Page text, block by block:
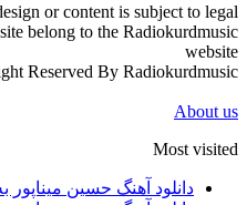
or content is subject to legal
belong to the Radiokurdmusic
website
Reserved By Radiokurdmusic
About us
Most visited
دانلود آهنگ حسین میناپور